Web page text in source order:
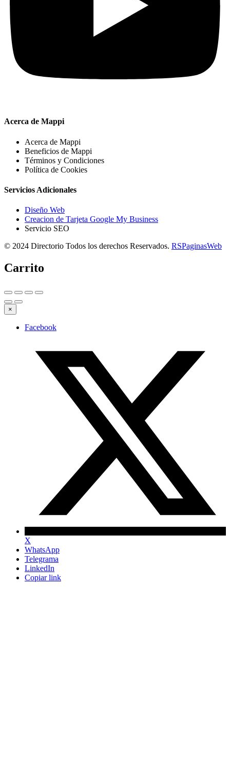
Acerca de Mappi
Acerca de Mappi
Beneficios de Mappi
Términos y Condiciones
Política de Cookies
Servicios Adicionales
Diseño Web
Creacion de Tarjeta Google My Business
Servicio SEO
© 2024 Directorio Todos los derechos Reservados. RSPaginasWeb
Carrito
×
Facebook
X
WhatsApp
Telegrama
LinkedIn
Copiar link